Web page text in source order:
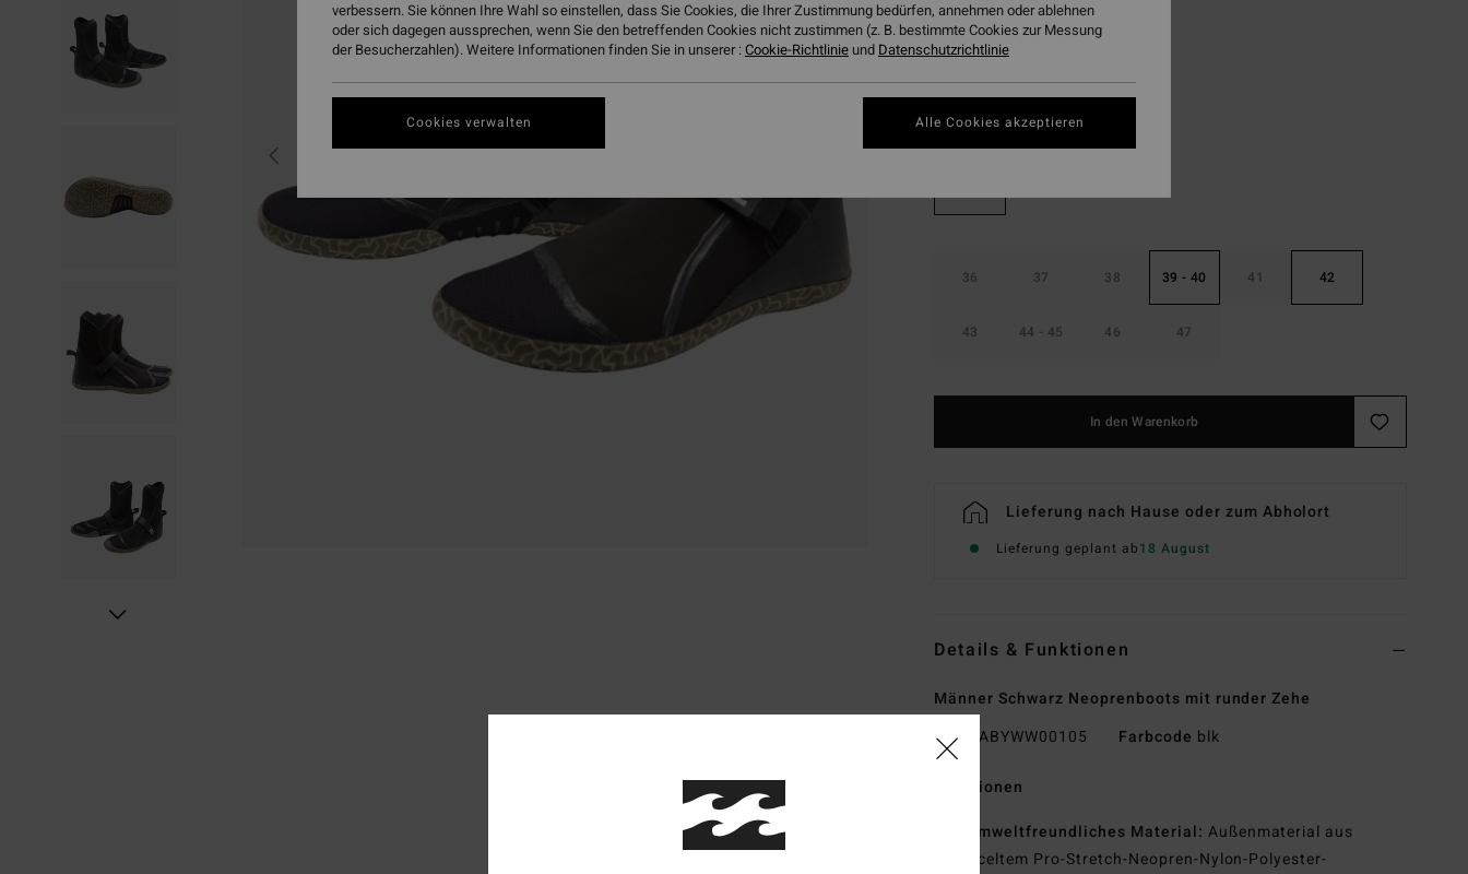
SALE
DOPPELTER RABATT EXTRA 25%
FarbeBlack
36 37 38 39 - 40 41 42
43 44 - 45 46 47
In den Warenkorb
Lieferung nach Hause oder zum Abholort
Lieferung geplant ab18 August
Details & Funktionen
Männer Schwarz Neoprenboots mit runder Zehe
Style
ABYWW00105 Farbcode blk
Funktionen
Umweltfreundliches Material: Außenmaterial aus
recyceltem Pro-Stretch-Neopren-Nylon-Polyester-
verbessern. Sie können Ihre Wahl so einstellen, dass Sie Cookies, die Ihrer Zustimmung bedürfen, annehmen oder ablehnen
oder sich dagegen aussprechen, wenn Sie den betreffenden Cookies nicht zustimmen (z. B. bestimmte Cookies zur Messung
der Besucherzahlen). Weitere Informationen finden Sie in unserer :Cookie-Richtlinie und Datenschutzrichtlinie
Cookies verwalten Alle Cookies akzeptieren